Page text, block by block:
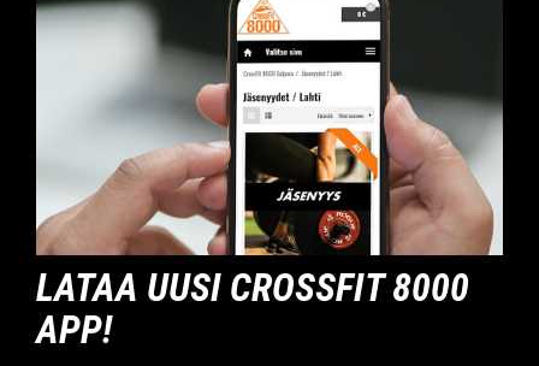
LATAA UUSI CROSSFIT 8000
APP!